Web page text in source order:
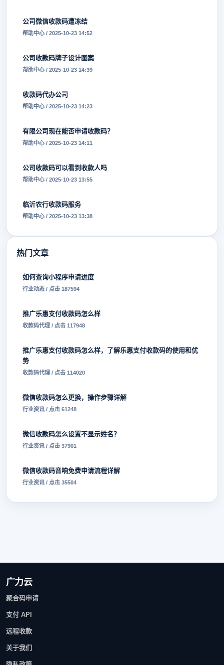
公司微信收款码遭冻结
帮助中心 / 2025-10-23 14:52
公司收款码牌子设计图案
帮助中心 / 2025-10-23 14:39
收款码代办公司
帮助中心 / 2025-10-23 14:23
有限公司现在能否申请收款码？
帮助中心 / 2025-10-23 14:11
公司收款码可以看到收款人吗
帮助中心 / 2025-10-23 13:55
临沂农行收款码服务
帮助中心 / 2025-10-23 13:38
热门文章
如何查询小程序申请进度
行业动态 / 点击 187594
推广乐惠支付收款码怎么样
收款码代理 / 点击 117948
推广乐惠支付收款码怎么样，了解乐惠支付收款码的使用和优
势
收款码代理 / 点击 114020
微信收款码怎么更换，操作步骤详解
行业资讯 / 点击 61248
微信收款码怎么设置不显示姓名？
行业资讯 / 点击 37901
微信收款码音响免费申请流程详解
行业资讯 / 点击 35504
广力云
聚合码申请
支付 API
远程收款
关于我们